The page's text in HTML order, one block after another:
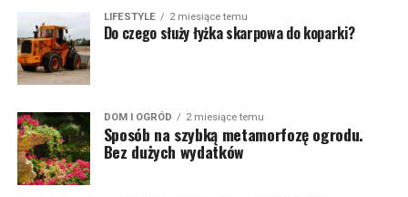
LIFESTYLE 2 miesiące temu
Do czego służy łyżka skarpowa do koparki?
DOM I OGRÓD 2 miesiące temu
Sposób na szybką metamorfozę ogrodu.
Bez dużych wydatków